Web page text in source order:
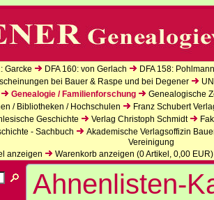
Garcke DFA 160: von Gerlach
DFA 158:
bei Bauer & Raspe und bei Degener
Genealogie / Familienforschung
Genealogische
/ Bibliotheken / Hochschulen
Franz Schubert
Geschichte Verlag Christoph Schmidt
- Sachbuch
Akademische Verlagsoffizin
Vereinigung
anzeigen
Warenkorb anzeigen (0Artikel, 0,00 EUR)
Ahnenlisten-